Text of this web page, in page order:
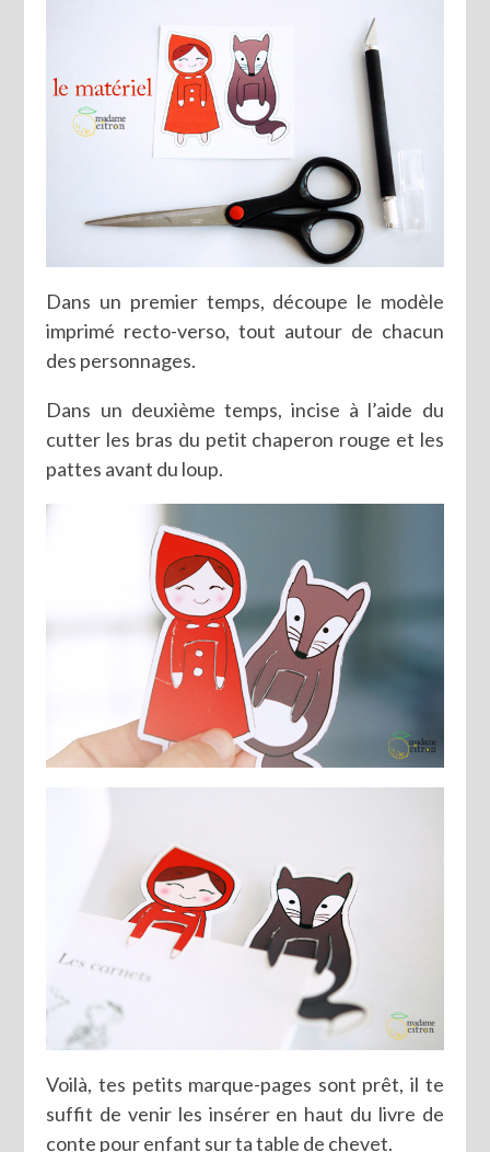
Dans un premier temps, découpe le modèle
imprimé recto-verso, tout autour de chacun
des personnages.
Dans un deuxième temps, incise à l’aide du
cutter les bras du petit chaperon rouge et les
pattes avant du loup.
Voilà, tes petits marque-pages sont prêt, il te
suffit de venir les insérer en haut du livre de
conte pour enfant sur ta table de chevet.